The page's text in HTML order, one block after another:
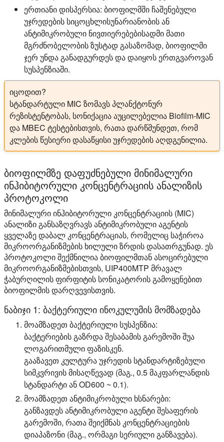
ერთიანი დისპერსია: ბიოფილმში ჩაშენებული
უჯრედების სიცოცხლისუნარიანობის ან
ანტიმიკრობული ნივთიერებებისადმი მათი
მგრძნობელობის ზუსტად გასაზომად, ბიოფილმი
ჯერ უნდა განადგურდეს და დაიყოს ერთგვაროვან
სუსპენზიაში.
იცოდით?
სტანდარტული MIC ზომავს პლანქტონურ
რეზისტენტობას, სონიქაცია აუცილებელია Biofilm-MIC
და MBEC ტესტებისთვის, რათა დარწმუნდეთ, რომ
კლების წესიერი დასაწყისი უჯრედების აღდგენილია.
ბიოფილმზე დაფუძნებული მინიმალური
ინჰიბიტორული კონცენტრაციის ანალიზის
პროტოკოლი
მინიმალური ინჰიბიტორული კონცენტრაციის (MIC)
ანალიზი განსაზღვრავს ანტიმიკრობული აგენტის
ყველაზე დაბალ კონცენტრაციას, რომელიც საჭიროა
მიკროორგანიზმების ხილული ზრდის დასათრგუნად. ეს
პროტოკოლი შექმნილია ბიოფილმთან ასოცირებული
მიკროორგანიზმებისთვის, UIP400MTP მრავალ
ჭაბურღილის ფირფიტის სონიკატორის გამოყენებით
ბიოფილმის დარღვევისთვის.
ნაბიჯი 1: ბაქტერიული ინოკულუმის მომზადება
მოამზადეთ ბაქტერიული სუსპენზია:
ბაქტერიების გაზრდა შესაბამის გარემოში შუა
ლოგარითმული ფაზისკენ.
გააზავეთ კულტურა უჯრედის სტანდარტიზებული
სიმკვრივის მისაღწევად (მაგ., 0.5 მაკფარლანდის
სტანდარტი ან OD600 ~ 0.1).
მოამზადეთ ანტიმიკრობული ხსნარები:
განზავდეს ანტიმიკრობული აგენტი შესაფერის
გარემოში, რათა შეიქმნას კონცენტრაციების
დიაპაზონი (მაგ., ორმაგი სერიული განზავება).